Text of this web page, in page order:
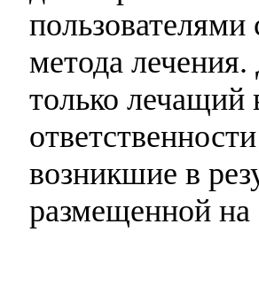
пользователями
метода
только лечащий
возникшие в
размещенной на